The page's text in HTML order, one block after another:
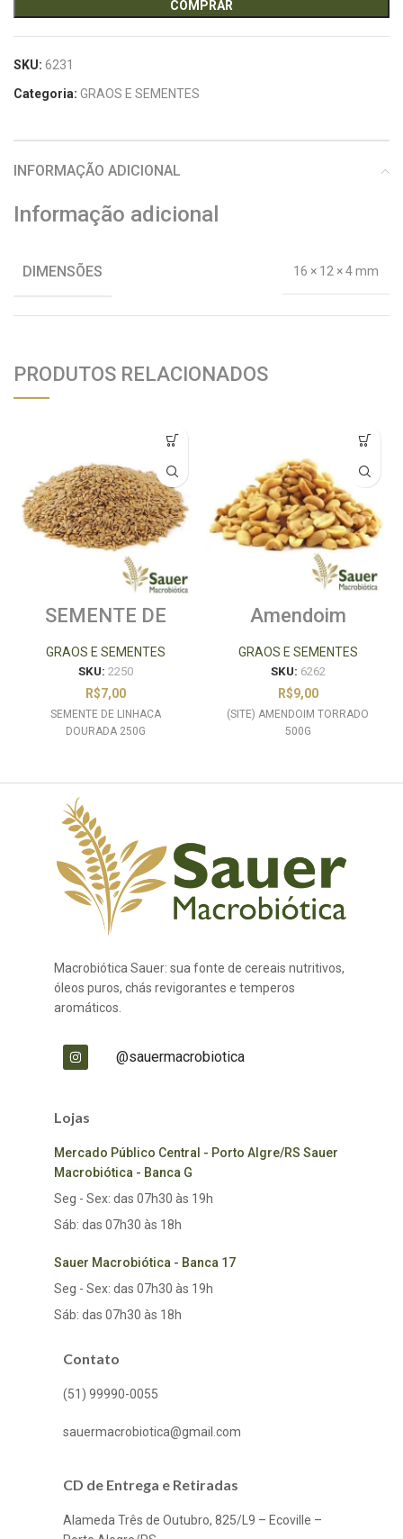
COMPRAR
SKU: 6231
Categoria: GRAOS E SEMENTES
INFORMAÇÃO ADICIONAL
Informação adicional
DIMENSÕES 16 × 12 × 4 mm
PRODUTOS RELACIONADOS
SEMENTE DE
DOURADA 250G
GRAOS E SEMENTES
SKU: 2250
R$7,00
SEMENTE DE LINHACA
DOURADA 250G
Amendoim
GRAOS E SEMENTES
SKU: 6262
R$9,00
(SITE) AMENDOIM TORRADO
500G
Macrobiótica Sauer: sua fonte de cereais nutritivos,
óleos puros, chás revigorantes e temperos
aromáticos.
@sauermacrobiotica
Lojas
Mercado Público Central - Porto Algre/RS Sauer
Macrobiótica - Banca G
Seg - Sex: das 07h30 às 19h
Sáb: das 07h30 às 18h
Sauer Macrobiótica - Banca 17
Seg - Sex: das 07h30 às 19h
Sáb: das 07h30 às 18h
Contato
(51) 99990-0055
sauermacrobiotica@gmail.com
CD de Entrega e Retiradas
Alameda Três de Outubro, 825/L9 – Ecoville –